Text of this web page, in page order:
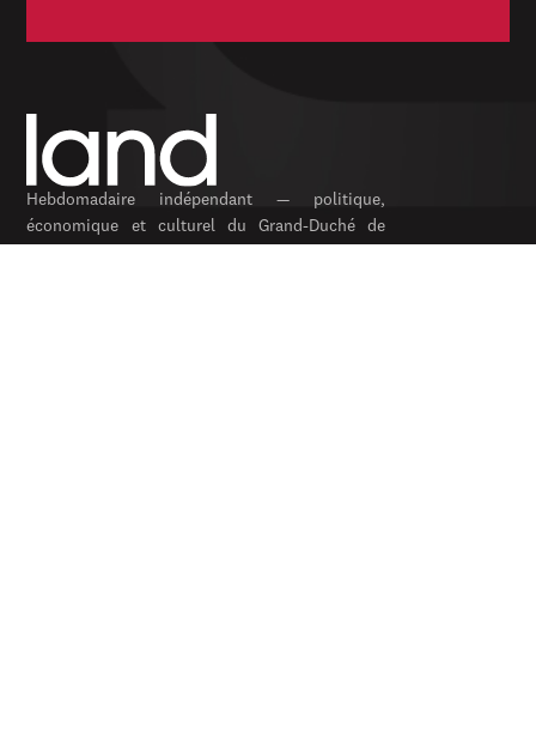
Hebdomadaire indépendant — politique,
économique et culturel du Grand-Duché de